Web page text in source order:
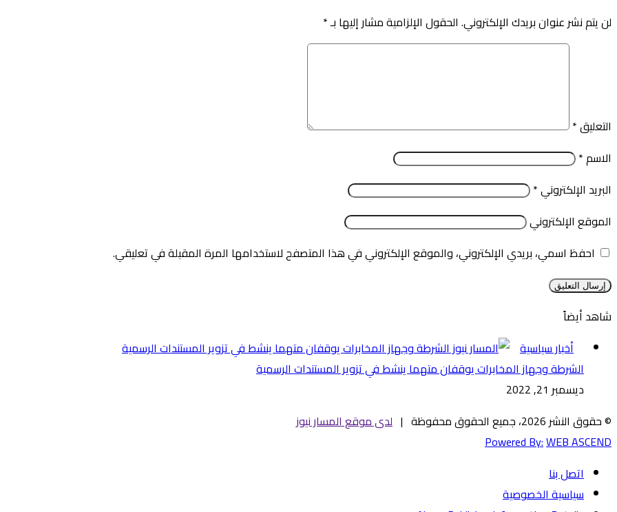
لن يتم نشر عنوان بريدك الإلكتروني. الحقول الإلزامية مشار إليها بـ*
التعليق*
الاسم*
البريد الإلكتروني*
الموقع الإلكتروني
احفظ اسمي، بريدي الإلكتروني، والموقع الإلكتروني في هذا المتصفح لاستخدامها المرة المقبلة في تعليقي.
شاهد أيضاً
أخبار سياسية
الشرطة وجهاز المخابرات يوقفان متهما ينشط في تزوير المستندات الرسمية
ديسمبر 21, 2022
© حقوق النشر 2026، جميع الحقوق محفوظة |
لدى موقع المسار نيوز
Powered By:WEB ASCEND
اتصل بنا
سياسية الخصوصية